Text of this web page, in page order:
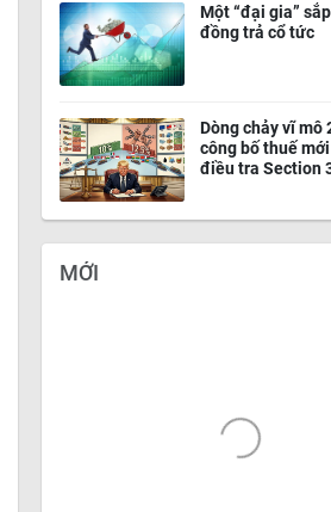
Một “đại gia”
đồng trả cổ tức
Dòng chảy vĩ mô
công bố thuế
điều tra Section
MỚI